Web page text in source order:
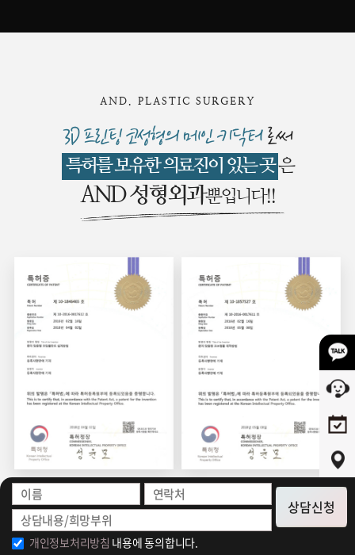
AND. PLASTIC SURGERY
3D 프린팅 코성형의 메인 키닥터로써
특허를 보유한 의료진이 있는 곳은
AND 성형외과뿐입니다!!
임플란트 설계 방법
환자 맞춤형 코
보형물 제작 방법
개인정보처리방침 내용에 동의합니다.
상담신청